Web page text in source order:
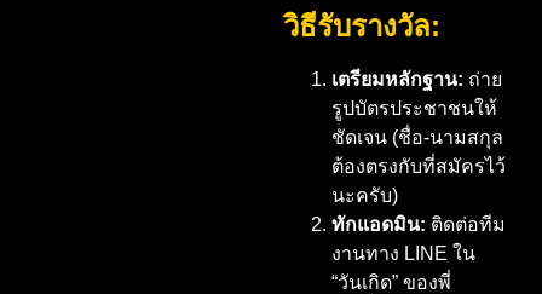
วิธีรับรางวัล:
เตรียมหลักฐาน: ถ่าย
รูปบัตรประชาชนให้
ชัดเจน (ชื่อ-นามสกุล
ต้องตรงกับที่สมัครไว้
นะครับ)
ทักแอดมิน: ติดต่อทีม
งานทาง LINE ใน
“วันเกิด” ของพี่